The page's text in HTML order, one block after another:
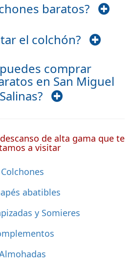
baratos?
el colchón?
comprar
en San Miguel
de alta gama que te
a visitar
Colchones
abatibles
y Somieres